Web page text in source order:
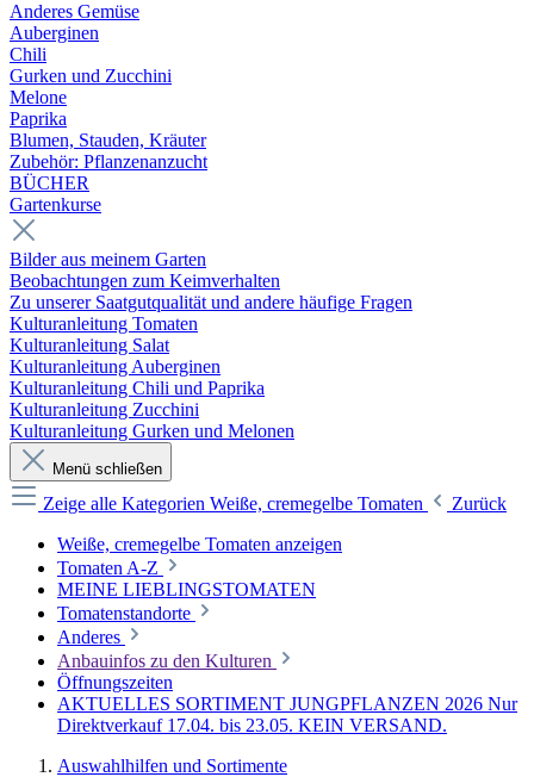
Anderes Gemüse
Auberginen
Chili
Gurken und Zucchini
Melone
Paprika
Blumen, Stauden, Kräuter
Zubehör: Pflanzenanzucht
BÜCHER
Gartenkurse
Bilder aus meinem Garten
Beobachtungen zum Keimverhalten
Zu unserer Saatgutqualität und andere häufige Fragen
Kulturanleitung Tomaten
Kulturanleitung Salat
Kulturanleitung Auberginen
Kulturanleitung Chili und Paprika
Kulturanleitung Zucchini
Kulturanleitung Gurken und Melonen
Menü schließen
Zeige alle Kategorien Weiße, cremegelbe Tomaten
Zurück
Weiße, cremegelbe Tomaten anzeigen
Tomaten A-Z
MEINE LIEBLINGSTOMATEN
Tomatenstandorte
Anderes
Anbauinfos zu den Kulturen
Öffnungszeiten
AKTUELLES SORTIMENT JUNGPFLANZEN 2026 Nur
Direktverkauf 17.04. bis 23.05. KEIN VERSAND.
Auswahlhilfen und Sortimente